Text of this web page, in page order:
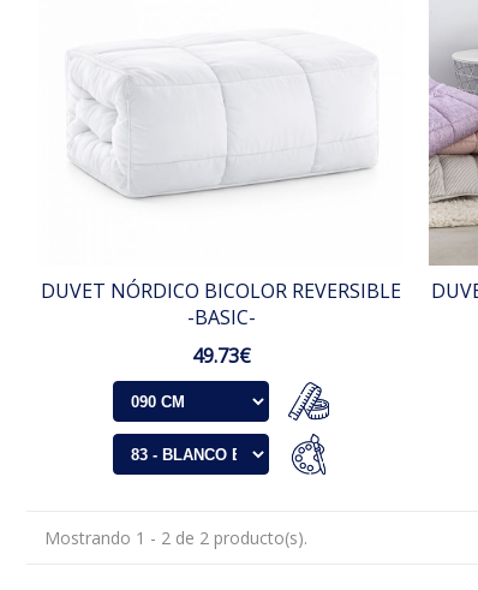
DUVET NÓRDICO BICOLOR REVERSIBLE
-BASIC-
49.73€
Mostrando 1 - 2 de 2 producto(s).